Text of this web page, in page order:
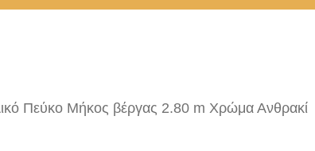
Πεύκο Μήκος βέργας 2.80 m Χρώμα Ανθρακί